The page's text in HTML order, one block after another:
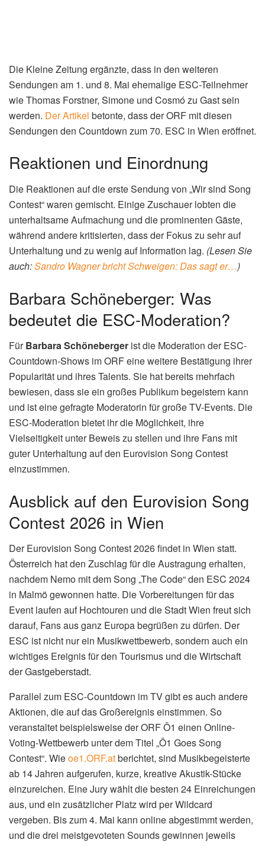
Die Kleine Zeitung ergänzte, dass in den weiteren
Sendungen am 1. und 8. Mai ehemalige ESC-Teilnehmer
wie Thomas Forstner, Simone und Cosmó zu Gast sein
werden. Der Artikel betonte, dass der ORF mit diesen
Sendungen den Countdown zum 70. ESC in Wien eröffnet.
Reaktionen und Einordnung
Die Reaktionen auf die erste Sendung von „Wir sind Song
Contest“ waren gemischt. Einige Zuschauer lobten die
unterhaltsame Aufmachung und die prominenten Gäste,
während andere kritisierten, dass der Fokus zu sehr auf
Unterhaltung und zu wenig auf Information lag. (Lesen Sie
auch:Sandro Wagner bricht Schweigen: Das sagt er…)
Barbara Schöneberger: Was
bedeutet die ESC-Moderation?
FürBarbara Schöneberger ist die Moderation der ESC-
Countdown-Shows im ORF eine weitere Bestätigung ihrer
Popularität und ihres Talents. Sie hat bereits mehrfach
bewiesen, dass sie ein großes Publikum begeistern kann
und ist eine gefragte Moderatorin für große TV-Events. Die
ESC-Moderation bietet ihr die Möglichkeit, ihre
Vielseitigkeit unter Beweis zu stellen und ihre Fans mit
guter Unterhaltung auf den Eurovision Song Contest
einzustimmen.
Ausblick auf den Eurovision Song
Contest 2026 in Wien
Der Eurovision Song Contest 2026 findet in Wien statt.
Österreich hat den Zuschlag für die Austragung erhalten,
nachdem Nemo mit dem Song „The Code“ den ESC 2024
in Malmö gewonnen hatte. Die Vorbereitungen für das
Event laufen auf Hochtouren und die Stadt Wien freut sich
darauf, Fans aus ganz Europa begrüßen zu dürfen. Der
ESC ist nicht nur ein Musikwettbewerb, sondern auch ein
wichtiges Ereignis für den Tourismus und die Wirtschaft
der Gastgeberstadt.
Parallel zum ESC-Countdown im TV gibt es auch andere
Aktionen, die auf das Großereignis einstimmen. So
veranstaltet beispielsweise der ORF Ö1 einen Online-
Voting-Wettbewerb unter dem Titel „Ö1 Goes Song
Contest“. Wieoe1.ORF.atberichtet, sind Musikbegeisterte
ab 14 Jahren aufgerufen, kurze, kreative Akustik-Stücke
einzureichen. Eine Jury wählt die besten 24 Einreichungen
aus, und ein zusätzlicher Platz wird per Wildcard
vergeben. Bis zum 4. Mai kann online abgestimmt werden,
und die drei meistgevoteten Sounds gewinnen jeweils